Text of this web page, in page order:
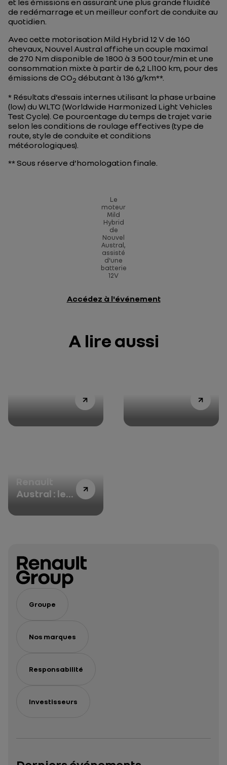
de redémarrage et un meilleur confort de conduite au
quotidien.
Avec cette motorisation Mild Hybrid 12 V de 160
chevaux, Nouvel Austral affiche un couple maximal
de 270 Nm disponible de 1800 à 3 500 tour/min et une
consommation mixte à partir de 6,2 Ll100 km, pour des
émissions de CO2 débutant à 136 g/km**.
* Résultats d’essais internes utilisant la phase urbaine
(low) du WLTC (Worldwide Harmonized Light Vehicles
Test Cycle). Ce pourcentage du temps de trajet varie
selon les conditions de roulage effectives (type de
route, style de conduite et conditions
météorologiques).
** Sous réserve d’homologation finale.
Le
moteur
Mild
Hybrid
de
Nouvel
Austral,
assisté
d'une
batterie
12V
Accédez à l'événement
A lire aussi
Austral : le
électrifié
Renaulution
Groupe
Nos marques
Responsabilité
Investisseurs